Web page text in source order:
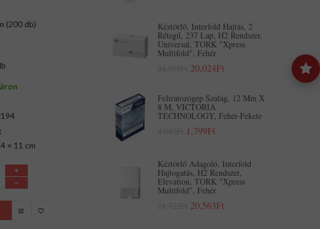
(200 db)
× 11 cm
Kéztörlő, Interfold Hajtás, 2
Rétegű, 237 Lap, H2 Rendszer,
Universal, TORK "Xpress
Multifold", Fehér
20,024Ft
Feliratozógép Szalag, 12 Mm X
8 M, VICTORIA
TECHNOLOGY, Fehér-Fekete
1,799Ft
Kéztörlő Adagoló, Interfold
Hajtogatás, H2 Rendszer,
Elevation, TORK "Xpress
Multifold", Fehér
20,563Ft